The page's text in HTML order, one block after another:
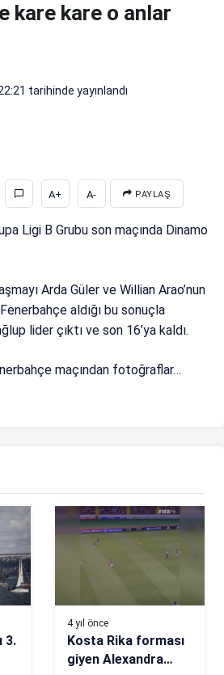
kare kare o anlar
tarihinde yayınlandı
A+ A- PAYLAŞ
Ligi B Grubu son maçında Dinamo
Arda Güler ve Willian Arao’nun
aldığı bu sonuçla
lider çıktı ve son 16’ya kaldı.
maçından fotoğraflar…
3.
4 yıl önce
Kosta Rika forması
giyen Alexandra